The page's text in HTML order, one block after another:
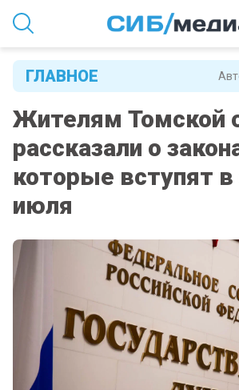
ГЛАВНОЕ
Жителям Томской
рассказали о
которые вступят в
июля